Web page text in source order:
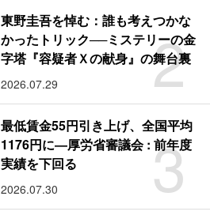
2
東野圭吾を悼む：誰も考えつかな
かったトリック──ミステリーの金
字塔『容疑者Ｘの献身』の舞台裏
2026.07.29
3
最低賃金55円引き上げ、全国平均
1176円に―厚労省審議会 : 前年度
実績を下回る
2026.07.30